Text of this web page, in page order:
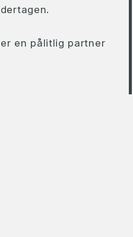
en pålitlig partner